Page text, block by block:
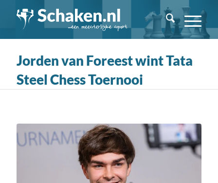
Jorden van Foreest wint Tata
Steel Chess Toernooi